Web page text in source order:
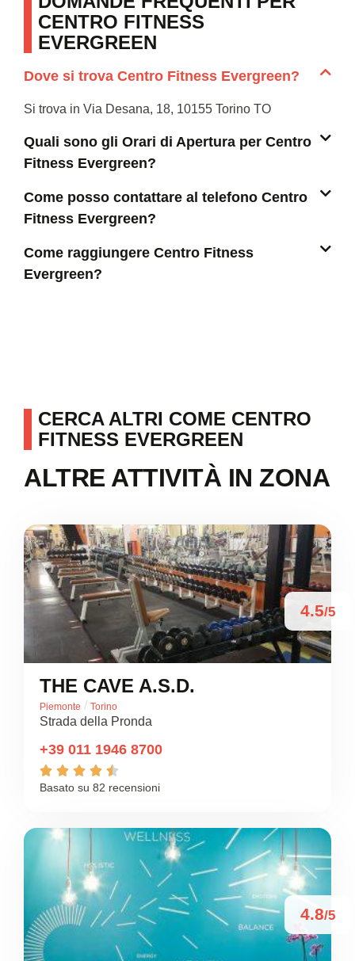
CENTRO FITNESS
EVERGREEN
Dove si trova Centro Fitness Evergreen?
Si trova in Via Desana, 18, 10155 Torino TO
Quali sono gli Orari di Apertura per Centro
Fitness Evergreen?
Come posso contattare al telefono Centro
Fitness Evergreen?
Come raggiungere Centro Fitness
Evergreen?
CERCA ALTRI COME CENTRO
FITNESS EVERGREEN
ALTRE ATTIVITÀ IN ZONA
4.5/5
THE CAVE A.S.D.
Piemonte / Torino
Strada della Pronda
+39 011 1946 8700
    
Basato su 82 recensioni
4.8/5